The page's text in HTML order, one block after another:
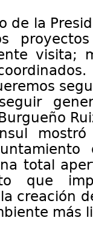
de la
visita;
total
que
creación
más